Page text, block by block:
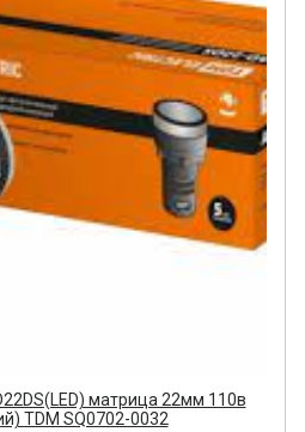
матрица 22мм 110в
TDM SQ0702-0032